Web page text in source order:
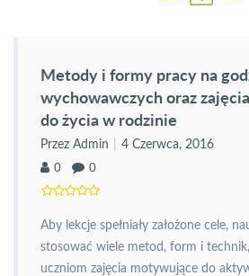
Metody i formy pracy na
wychowawczych oraz
do życia w rodzinie
Przez Admin 4 Czerwca, 2016
0 0
Aby lekcje spełniały założone cele,
stosować wiele metod, form i
uczniom zajęcia motywujące do